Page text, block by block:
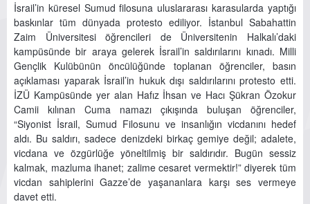
İsrail’in küresel Sumud filosuna uluslararası karasularda yaptığı
baskınlar tüm dünyada protesto ediliyor. İstanbul Sabahattin
Zaim Üniversitesi öğrencileri de Üniversitenin Halkalı’daki
kampüsünde bir araya gelerek İsrail’in saldırılarını kınadı. Milli
Gençlik Kulübünün öncülüğünde toplanan öğrenciler, basın
açıklaması yaparak İsrail’in hukuk dışı saldırılarını protesto etti.
İZÜ Kampüsünde yer alan Hafız İhsan ve Hacı Şükran Özokur
Camii kılınan Cuma namazı çıkışında buluşan öğrenciler,
“Siyonist İsrail, Sumud Filosunu ve insanlığın vicdanını hedef
aldı. Bu saldırı, sadece denizdeki birkaç gemiye değil; adalete,
vicdana ve özgürlüğe yöneltilmiş bir saldırıdır. Bugün sessiz
kalmak, mazluma ihanet; zalime cesaret vermektir!” diyerek tüm
vicdan sahiplerini Gazze’de yaşananlara karşı ses vermeye
davet etti.